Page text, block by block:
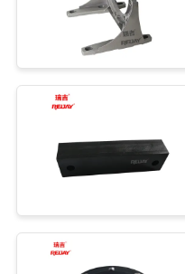
NOI
GIRO
DELLA
CONTROLLO
nylon
della